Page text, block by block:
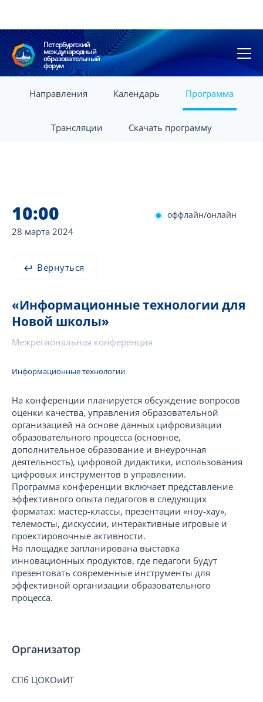
Петербургский
международный
образовательный
форум
Направления Календарь Программа
Трансляции Скачать программу
10:00
28 марта 2024
оффлайн/онлайн
Вернуться
«Информационные технологии для
Новой школы»
Межрегиональная конференция
Информационные технологии
На конференции планируется обсуждение вопросов
оценки качества, управления образовательной
организацией на основе данных цифровизации
образовательного процесса (основное,
дополнительное образование и внеурочная
деятельность), цифровой дидактики, использования
цифровых инструментов в управлении.
Программа конференции включает представление
эффективного опыта педагогов в следующих
форматах: мастер-классы, презентации «ноу-хау»,
телемосты, дискуссии, интерактивные игровые и
проектировочные активности.
На площадке запланирована выставка
инновационных продуктов, где педагоги будут
презентовать современные инструменты для
эффективной организации образовательного
процесса.
Организатор
СПб ЦОКОиИТ